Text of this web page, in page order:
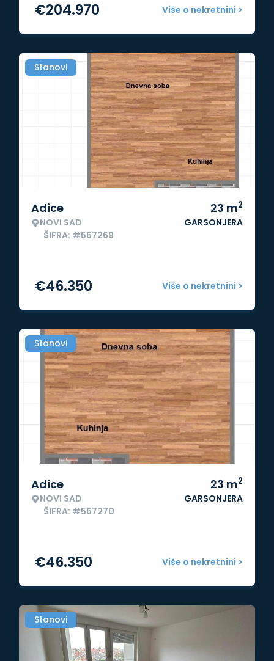
Više o nekretnini >
€204.970
Stanovi
Adice
NOVI SAD
ŠIFRA: #567269
23 m2
GARSONJERA
Više o nekretnini >
€46.350
Stanovi
Adice
NOVI SAD
ŠIFRA: #567270
23 m2
GARSONJERA
Više o nekretnini >
€46.350
Stanovi